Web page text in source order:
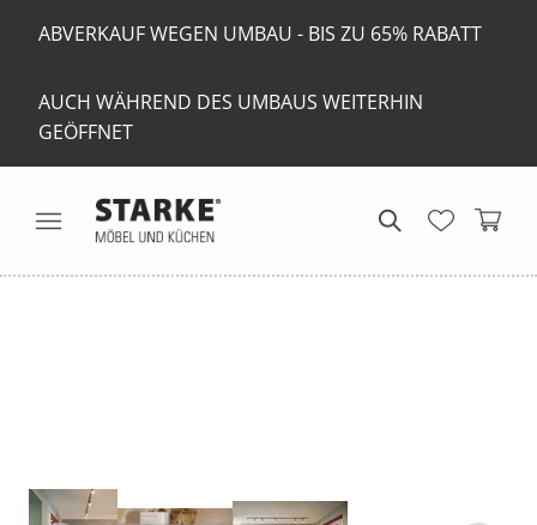
ABVERKAUF WEGEN UMBAU - BIS ZU 65% RABATT
AUCH WÄHREND DES UMBAUS WEITERHIN
GEÖFFNET